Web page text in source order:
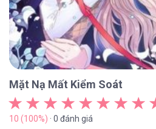
Mặt Nạ Mất Kiểm Soát
10 (100%) · 0 đánh giá